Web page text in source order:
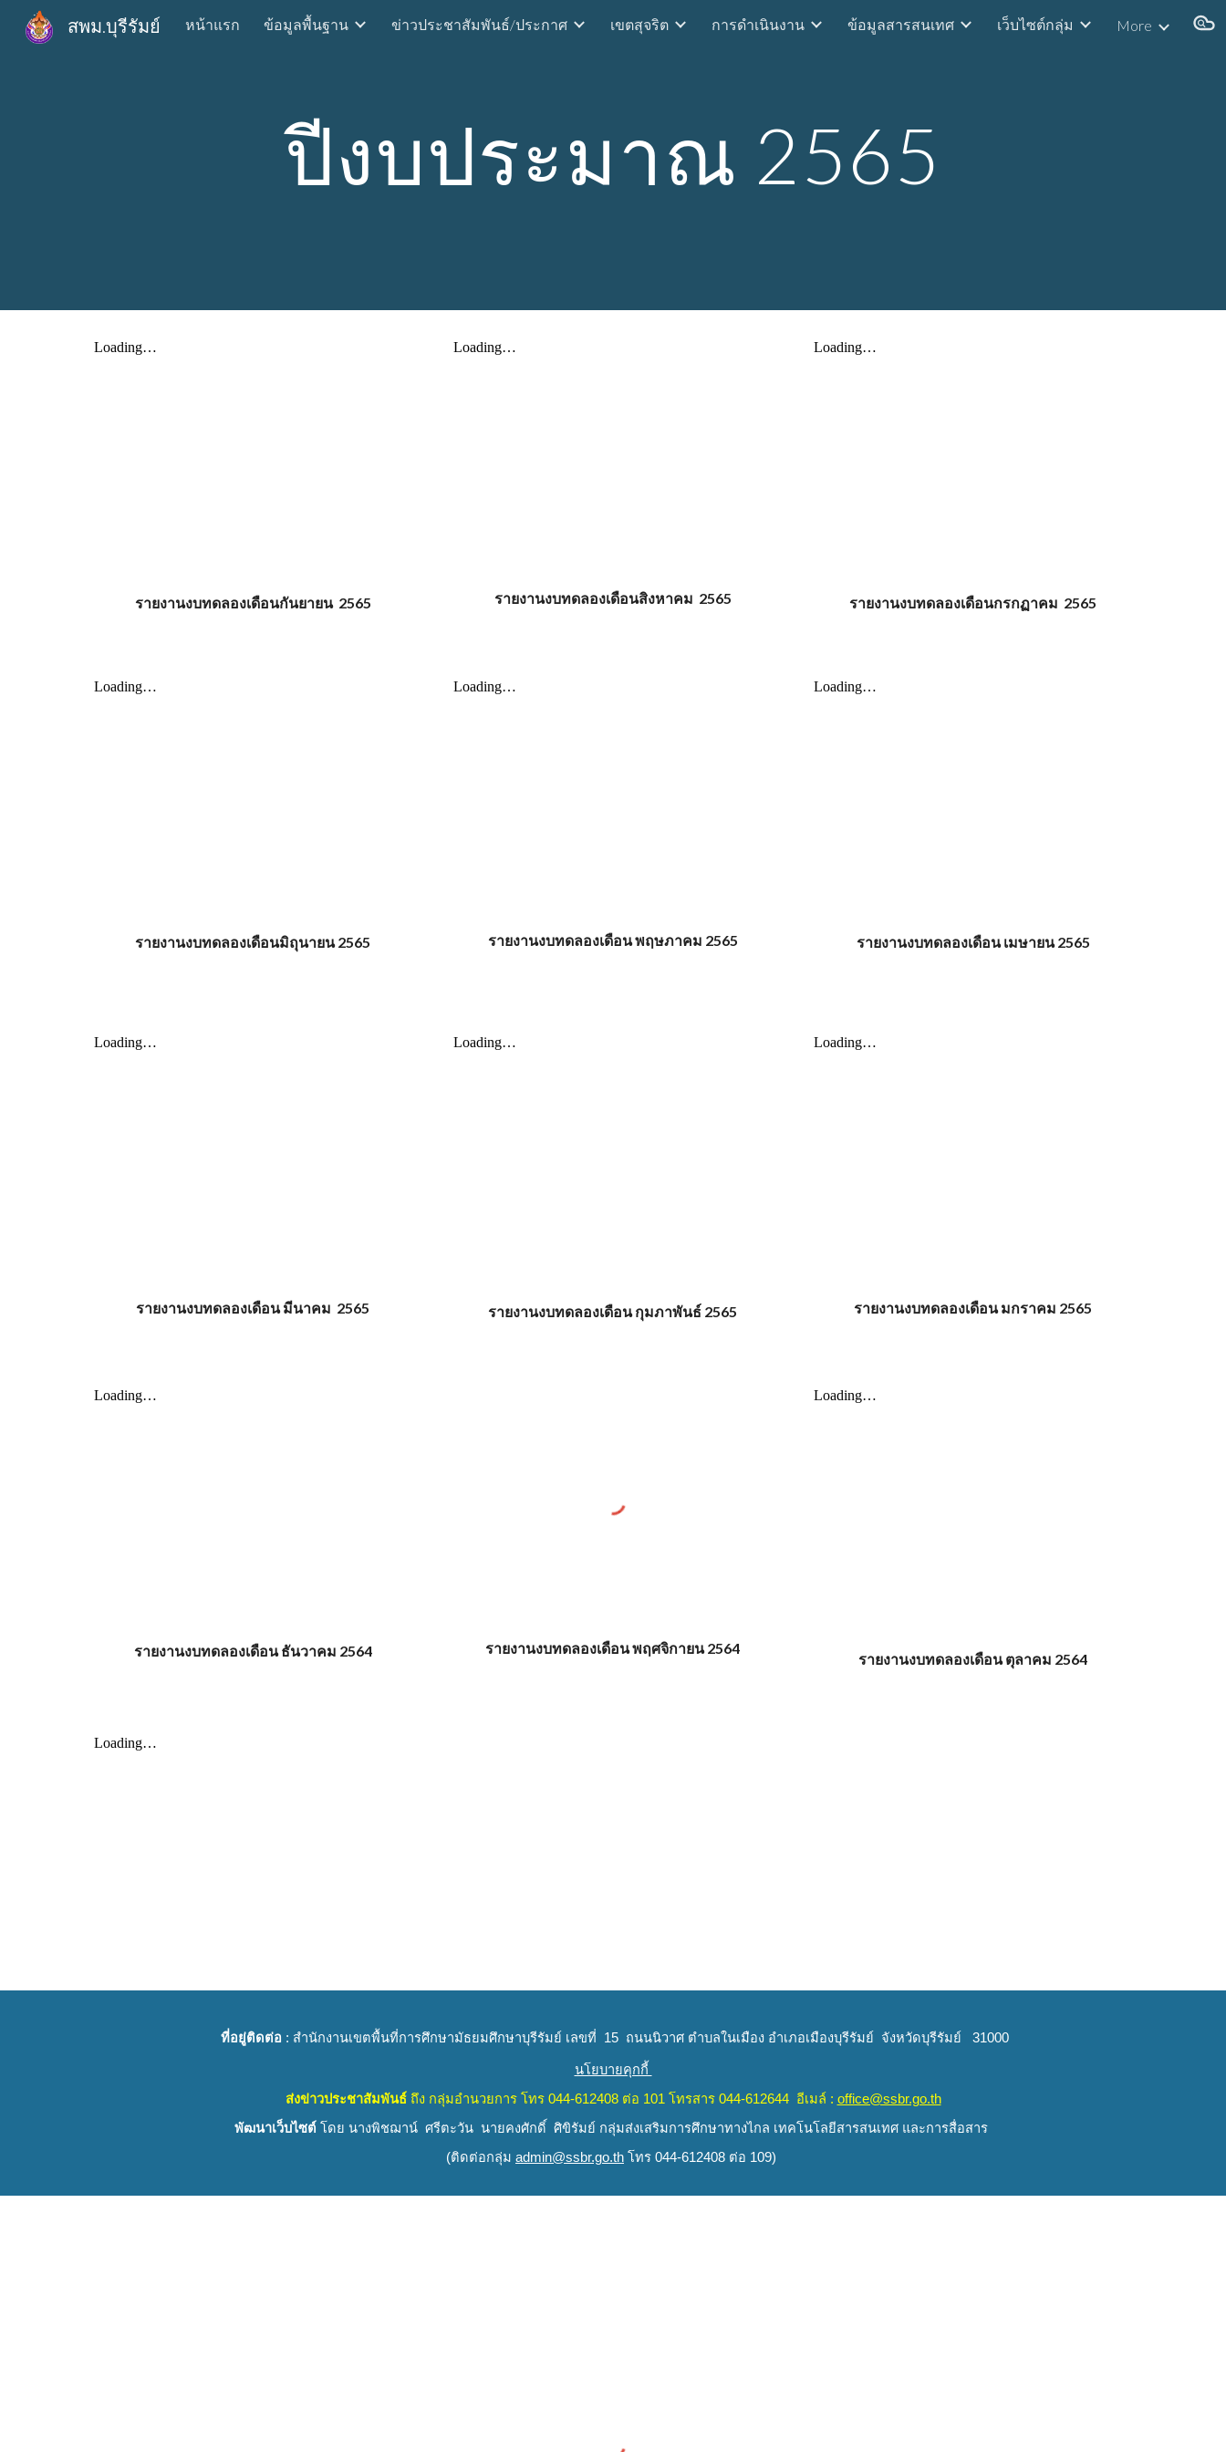
Skip to main content Skip to navigation
สพม.บุรีรัมย์ หน้าแรก ข้อมูลพื้นฐาน ข่าวประชาสัมพันธ์/ประกาศ เขตสุจริต การดำเนินงาน ข้อมูลสารสนเทศ เว็บไซต์กลุ่ม More
ปีงบประมาณ 2565
รายงานงบทดลองเดือนกันยายน 2565 รายงานงบทดลองเดือนสิงหาคม 2565 รายงานงบทดลองเดือนกรกฏาคม 2565
รายงานงบทดลองเดือนมิถุนายน 2565 รายงานงบทดลองเดือน พฤษภาคม 2565 รายงานงบทดลองเดือน เมษายน 2565
รายงานงบทดลองเดือน มีนาคม 2565 รายงานงบทดลองเดือน กุมภาพันธ์ 2565 รายงานงบทดลองเดือน มกราคม 2565
รายงานงบทดลองเดือน ธันวาคม 2564 รายงานงบทดลองเดือน พฤศจิกายน 2564
รายงานงบทดลองเดือน ตุลาคม 2564
ที่อยู่ติดต่อ : สำนักงานเขตพื้นที่การศึกษามัธยมศึกษาบุรีรัมย์ เลขที่ 15 ถนนนิวาศ ตำบลในเมือง อำเภอเมืองบุรีรัมย์ จังหวัดบุรีรัมย์ 31000
นโยบายคุกกี้
ส่งข่าวประชาสัมพันธ์ถึง กลุ่มอำนวยการ โทร 044-612408 ต่อ 101 โทรสาร 044-612644 อีเมล์ : office@ssbr.go.th
พัฒนาเว็บไซต์ โดย นางพิชฌาน์ ศรีตะวัน นายคงศักดิ์ ศิขิรัมย์ กลุ่มส่งเสริมการศึกษาทางไกล เทคโนโลยีสารสนเทศ และการสื่อสาร
(ติดต่อกลุ่ม admin@ssbr.go.th โทร 044-612408 ต่อ 109)